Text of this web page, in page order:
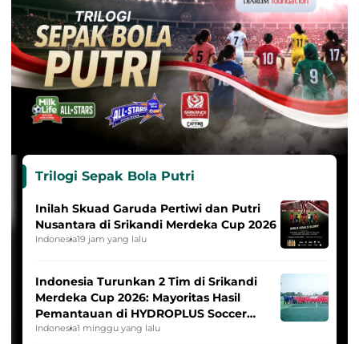
Trilogi Sepak Bola Putri
Inilah Skuad Garuda Pertiwi dan Putri
Nusantara di Srikandi Merdeka Cup 2026
Indonesia19 jam yang lalu
Indonesia Turunkan 2 Tim di Srikandi
Merdeka Cup 2026: Mayoritas Hasil
Pemantauan di HYDROPLUS Soccer
League
Indonesia1 minggu yang lalu